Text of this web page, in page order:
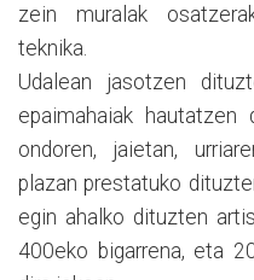
zein muralak
teknika.
Udalean jasotzen
epaimahaiak hautatzen
ondoren, jaietan,
plazan prestatuko
egin ahalko dituzten
400eko bigarrena, eta